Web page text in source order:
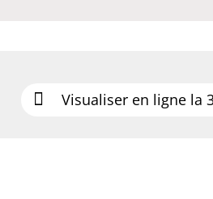
Visualiser en ligne la